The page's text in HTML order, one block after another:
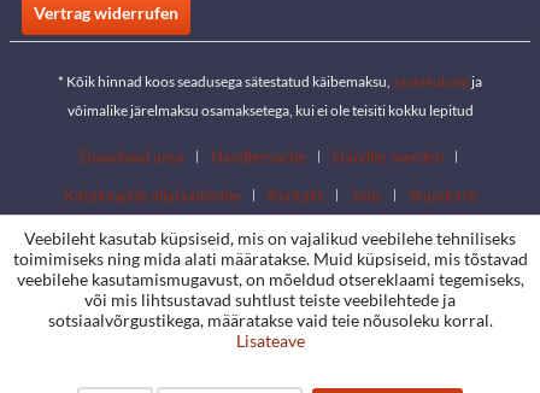
Vertrag widerrufen
* Kõik hinnad koos seadusega sätestatud käibemaksu, saatekulude ja
võimalike järelmaksu osamaksetega, kui ei ole teisiti kokku lepitud
Download area Händlersuche
Händler werden
Kataloogide allalaadimine
Kontakt Jobs Standorte
Veebileht kasutab küpsiseid, mis on vajalikud veebilehe tehniliseks
toimimiseks ning mida alati määratakse. Muid küpsiseid, mis tõstavad
veebilehe kasutamismugavust, on mõeldud otsereklaami tegemiseks,
või mis lihtsustavad suhtlust teiste veebilehtede ja
sotsiaalvõrgustikega, määratakse vaid teie nõusoleku korral.
Lisateave